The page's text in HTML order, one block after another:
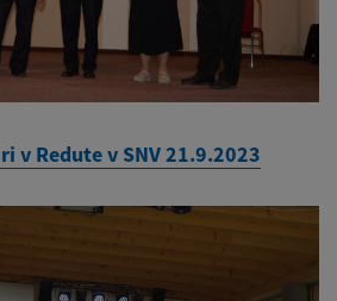
v Redute v SNV 21.9.2023